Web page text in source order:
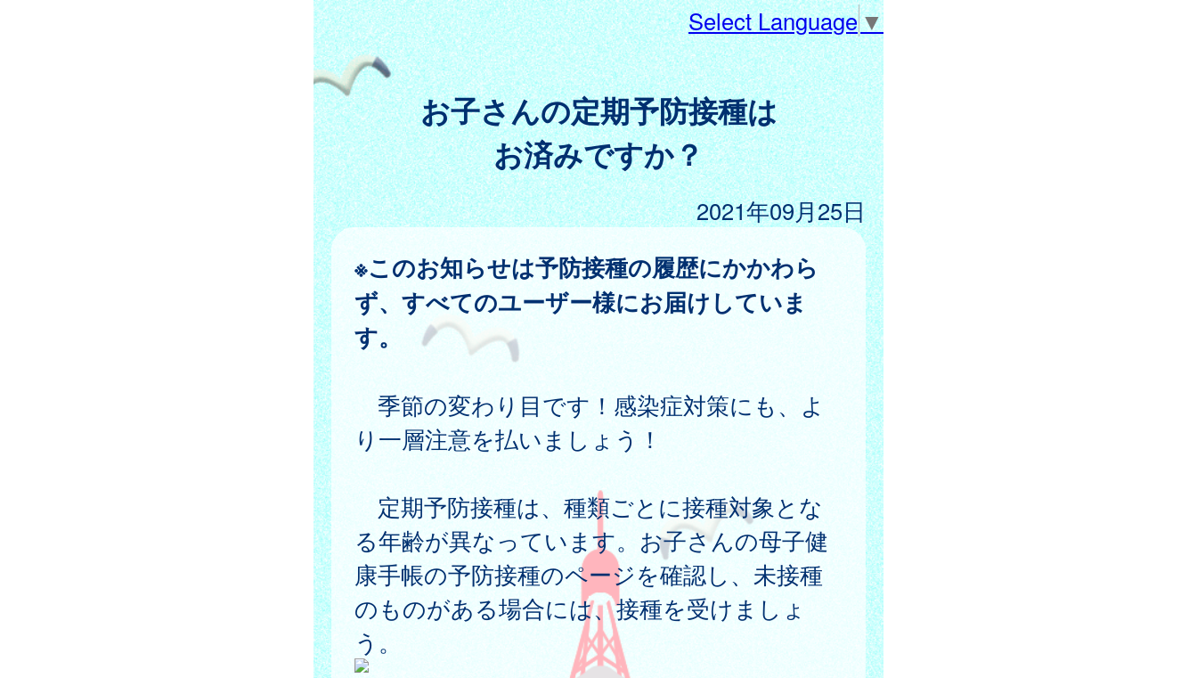
Select Language▼
お子さんの定期予防接種は
お済みですか？
2021年09月25日
※このお知らせは予防接種の履歴にかかわら
ず、すべてのユーザー様にお届けしていま
す。
季節の変わり目です！感染症対策にも、よ
り一層注意を払いましょう！
定期予防接種は、種類ごとに接種対象とな
る年齢が異なっています。お子さんの母子健
康手帳の予防接種のページを確認し、未接種
のものがある場合には、接種を受けましょ
う。